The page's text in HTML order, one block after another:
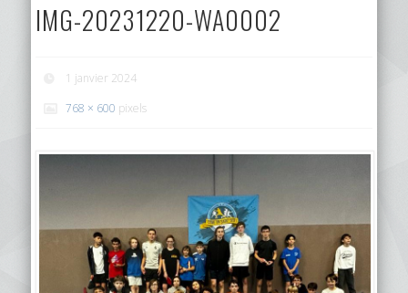
IMG-20231220-WA0002
1 janvier 2024
768 × 600 pixels